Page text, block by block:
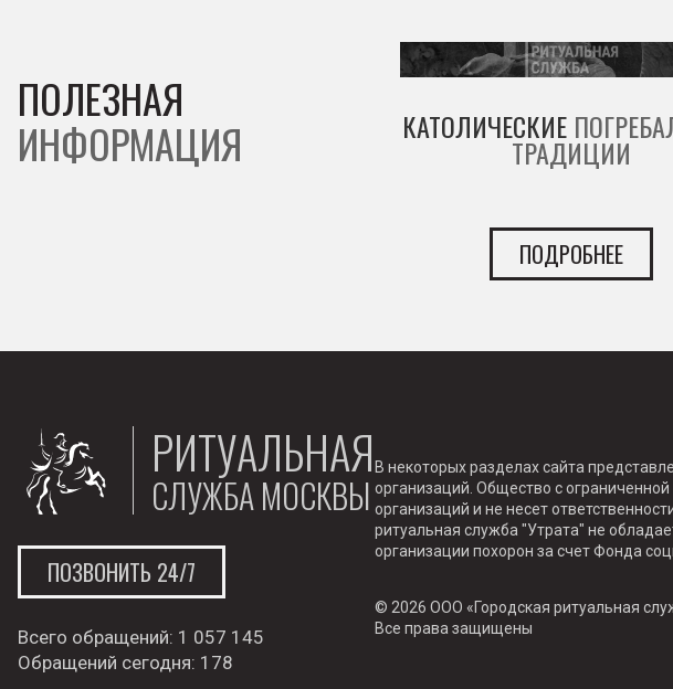
ПОЛЕЗНАЯ
ИНФОРМАЦИЯ КАТОЛИЧЕСКИЕ
ТРАДИЦИИ
ПОДРОБНЕЕ
РИТУАЛЬНАЯ
СЛУЖБА МОСКВЫ
ПОЗВОНИТЬ 24/7
Всего обращений: 1 057 145
Обращений сегодня: 178
В некоторых разделах сайта
организаций. Общество с
организаций и не несет
ритуальная служба "Утрата" не
организации похорон за счет Фонда
© 2026 ООО «Городская ритуальная
Все права защищены